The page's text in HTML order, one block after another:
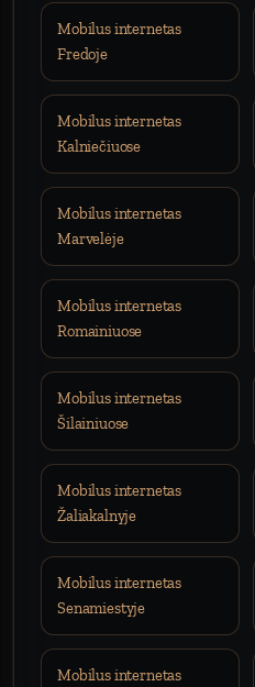
Mobilus internetas
Fredoje
Mobilus internetas
Kalniečiuose
Mobilus internetas
Marvelėje
Mobilus internetas
Romainiuose
Mobilus internetas
Šilainiuose
Mobilus internetas
Žaliakalnyje
Mobilus internetas
Senamiestyje
Mobilus internetas